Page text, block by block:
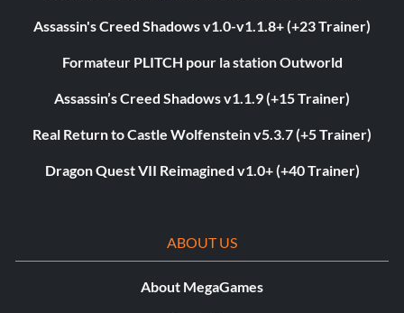
Assassin's Creed Shadows v1.0-v1.1.8+ (+23 Trainer)
Formateur PLITCH pour la station Outworld
Assassin’s Creed Shadows v1.1.9 (+15 Trainer)
Real Return to Castle Wolfenstein v5.3.7 (+5 Trainer)
Dragon Quest VII Reimagined v1.0+ (+40 Trainer)
ABOUT US
About MegaGames